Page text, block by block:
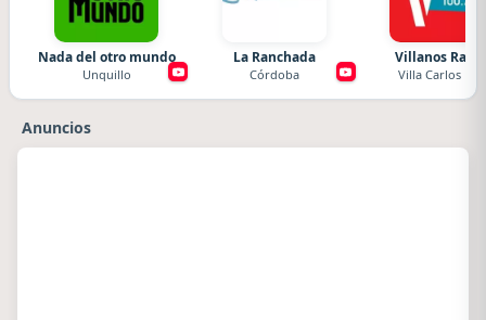
Nada del otro mundo
Unquillo
La Ranchada
Córdoba
Villanos
Villa Carlos Paz
Anuncios